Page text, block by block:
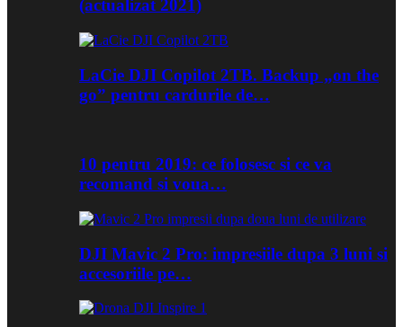
(actualizat 2021)
LaCie DJI Copilot 2TB. Backup „on the
go” pentru cardurile de…
10 pentru 2019: ce folosesc si ce va
recomand si voua…
DJI Mavic 2 Pro: impresiile dupa 3 luni si
accesoriile pe…